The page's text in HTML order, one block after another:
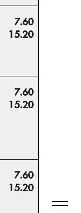
7.60
15.20
7.60
15.20
7.60
15.20